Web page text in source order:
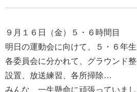
９月１６日（金）５・６時間目
明日の運動会に向けて、５・６年
各委員会に分かれて、グラウンド
設置、放送練習、各所掃除…
みんな、一生懸命に頑張っていま